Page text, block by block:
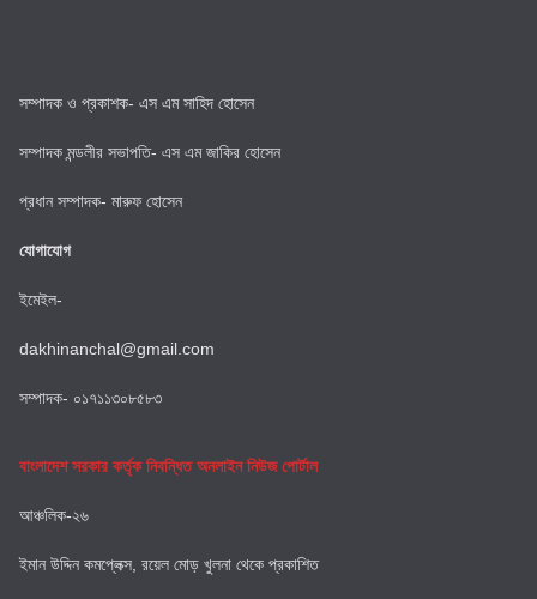
সম্পাদক ও প্রকাশক- এস এম সাহিদ হোসেন
সম্পাদক মন্ডলীর সভাপতি- এস এম জাকির হোসেন
প্রধান সম্পাদক- মারুফ হোসেন
যোগাযোগ
ইমেইল-
dakhinanchal@gmail.com
সম্পাদক- ০১৭১১৩০৮৫৮৩
বাংলাদেশ সরকার কর্তৃক নিবন্ধিত অনলাইন নিউজ পোর্টাল
আঞ্চলিক-২৬
ইমান উদ্দিন কমপ্লেক্স, রয়েল মোড় খুলনা থেকে প্রকাশিত